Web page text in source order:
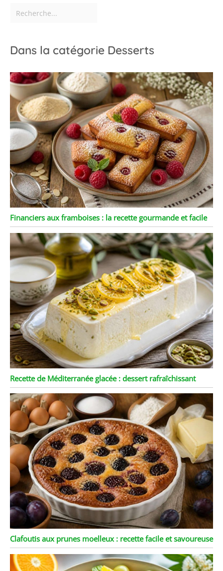
Dans la catégorie Desserts
Financiers aux framboises : la recette gourmande et facile
Recette de Méditerranée glacée : dessert rafraîchissant
Clafoutis aux prunes moelleux : recette facile et savoureuse